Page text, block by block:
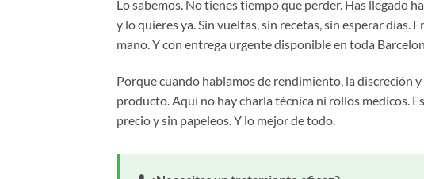
Lo sabemos. No tienes tiempo que perder. Has llegado
y lo quieres ya. Sin vueltas, sin recetas, sin esperar días.
mano. Y con entrega urgente disponible en toda
Porque cuando hablamos de rendimiento, la discreción
producto. Aquí no hay charla técnica ni rollos médicos.
precio y sin papeleos. Y lo mejor de todo.